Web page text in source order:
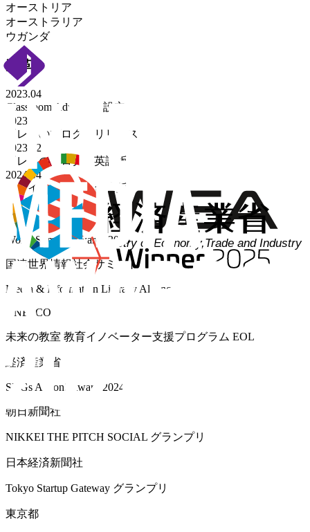
オーストリア
オーストラリア
ウガンダ
沿革
2023.04
Classroom Adventure 設立
2023.05
『レイのブログ』リリース
2023.12
『レイのブログ』英語版
2024.04
『レイのブログ』台湾版
2024.12
『レイの失踪』リリース
World Summit Awards 2026
国連世界情報社会サミット
Media & Information Literacy Alliance
UNESCO
未来の教室 教育イノベーター支援プログラム EOL
経済産業省
SDGs Action! Award 2024
朝日新聞社
NIKKEI THE PITCH SOCIAL グランプリ
日本経済新聞社
Tokyo Startup Gateway グランプリ
東京都